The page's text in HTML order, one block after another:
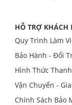
HỖ TRỢ KHÁCH
Quy Trình Làm
Bảo Hành - Đổi
Hình Thức
Vận Chuyển -
Chính Sách Bảo